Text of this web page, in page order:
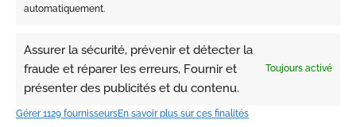
automatiquement.
Assurer la sécurité, prévenir et détecter la
fraude et réparer les erreurs, Fournir et
présenter des publicités et du contenu.
Toujours activé
Gérer 1129 fournisseursEn savoir plus sur ces finalités
CONTACTEZ